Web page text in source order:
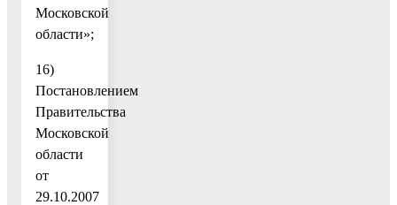
Московской
области»;
16)
Постановлением
Правительства
Московской
области
от
29.10.2007